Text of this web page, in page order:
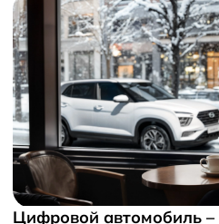
Цифровой автомобиль –